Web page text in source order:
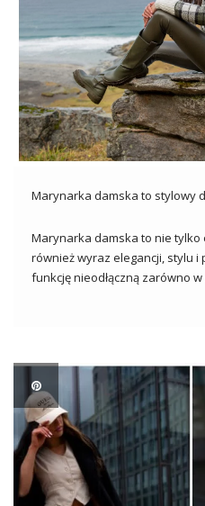
Marynarka damska to stylowy
Marynarka damska to nie
również wyraz elegancji, stylu i
funkcję nieodłączną zarówno